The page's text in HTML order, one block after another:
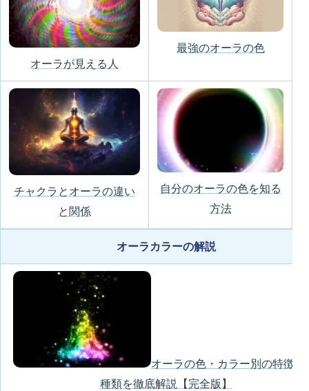
オーラが見える人
最強のオーラの色
チャクラとオーラの違い
と関係
自分のオーラの色を知る
方法
オーラカラーの解説
オーラの色・カラー別の特徴と
種類を徹底解説【完全版】